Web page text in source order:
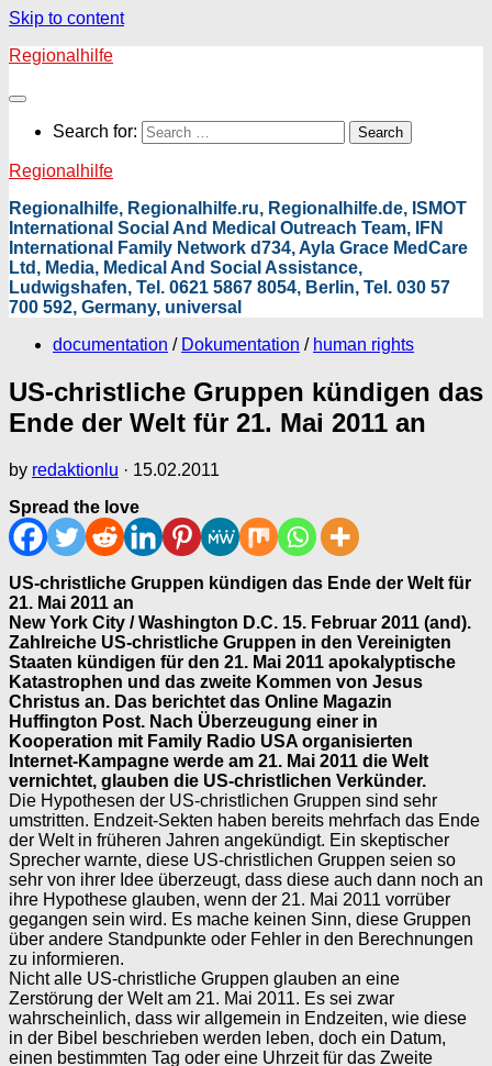
Skip to content
Regionalhilfe
Search for:
Regionalhilfe
Regionalhilfe, Regionalhilfe.ru, Regionalhilfe.de, ISMOT
International Social And Medical Outreach Team, IFN
International Family Network d734, Ayla Grace MedCare
Ltd, Media, Medical And Social Assistance,
Ludwigshafen, Tel. 0621 5867 8054, Berlin, Tel. 030 57
700 592, Germany, universal
documentation / Dokumentation / human rights
US-christliche Gruppen kündigen das
Ende der Welt für 21. Mai 2011 an
by redaktionlu · 15.02.2011
Spread the love
US-christliche Gruppen kündigen das Ende der Welt für
21. Mai 2011 an
New York City / Washington D.C. 15. Februar 2011 (and).
Zahlreiche US-christliche Gruppen in den Vereinigten
Staaten kündigen für den 21. Mai 2011 apokalyptische
Katastrophen und das zweite Kommen von Jesus
Christus an. Das berichtet das Online Magazin
Huffington Post. Nach Überzeugung einer in
Kooperation mit Family Radio USA organisierten
Internet-Kampagne werde am 21. Mai 2011 die Welt
vernichtet, glauben die US-christlichen Verkünder.
Die Hypothesen der US-christlichen Gruppen sind sehr
umstritten. Endzeit-Sekten haben bereits mehrfach das Ende
der Welt in früheren Jahren angekündigt. Ein skeptischer
Sprecher warnte, diese US-christlichen Gruppen seien so
sehr von ihrer Idee überzeugt, dass diese auch dann noch an
ihre Hypothese glauben, wenn der 21. Mai 2011 vorrüber
gegangen sein wird. Es mache keinen Sinn, diese Gruppen
über andere Standpunkte oder Fehler in den Berechnungen
zu informieren.
Nicht alle US-christliche Gruppen glauben an eine
Zerstörung der Welt am 21. Mai 2011. Es sei zwar
wahrscheinlich, dass wir allgemein in Endzeiten, wie diese
in der Bibel beschrieben werden leben, doch ein Datum,
einen bestimmten Tag oder eine Uhrzeit für das Zweite